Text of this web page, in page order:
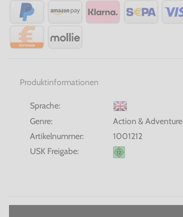
Produktinformationen
Sprache:
Genre:
Action & Adventure
Artikelnummer:
1001212
USK Freigabe: